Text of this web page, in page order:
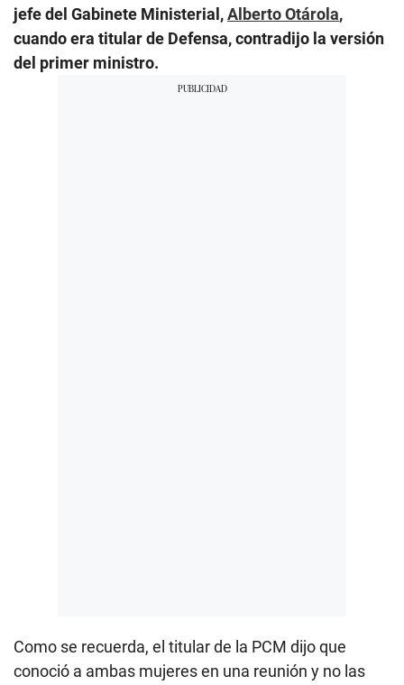
jefe del Gabinete Ministerial,Alberto Otárola,
cuando era titular de Defensa, contradijo la versión
del primer ministro.
Como se recuerda, el titular de la PCM dijo que
conoció a ambas mujeres en una reunión y no las